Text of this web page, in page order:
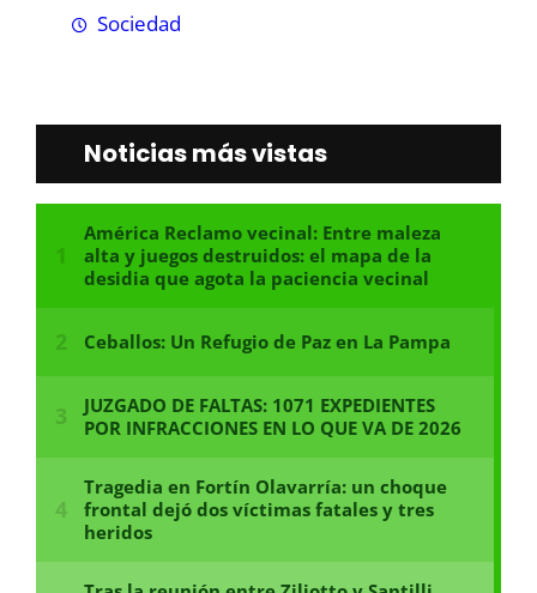
Sociedad
Noticias más vistas